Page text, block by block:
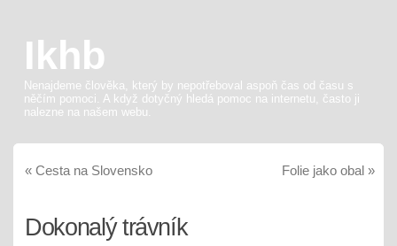
Ikhb
Nenajdeme člověka, který by nepotřeboval aspoň čas od času s
něčím pomoci. A když dotyčný hledá pomoc na internetu, často ji
nalezne na našem webu.
« Cesta na Slovensko Folie jako obal »
Dokonalý trávník